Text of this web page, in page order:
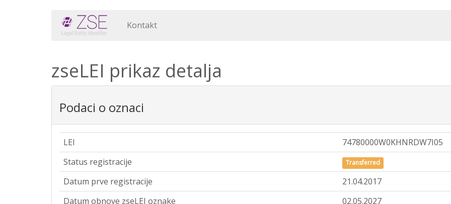
Kontakt
zseLEI prikaz detalja
Podaci o oznaci
LEI
74780000W0KHNRDW7I05
Status registracije
Transferred
Datum prve registracije
21.04.2017
Datum obnove zseLEI oznake
02.05.2027